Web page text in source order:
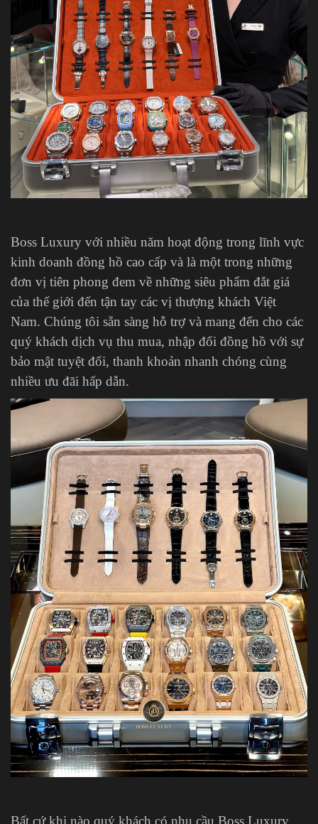
Boss Luxury với nhiều năm hoạt động trong lĩnh vực
kinh doanh đồng hồ cao cấp và là một trong những
đơn vị tiên phong đem về những siêu phẩm đắt giá
của thế giới đến tận tay các vị thượng khách Việt
Nam. Chúng tôi sẵn sàng hỗ trợ và mang đến cho các
quý khách dịch vụ thu mua, nhập đổi đồng hồ với sự
bảo mật tuyệt đối, thanh khoản nhanh chóng cùng
nhiều ưu đãi hấp dẫn.
Bất cứ khi nào quý khách có nhu cầu Boss Luxury